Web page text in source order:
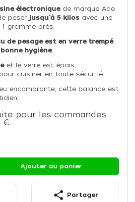
électroniquede marque Ade
peser jusqu'à 5 kilos avec une
1 gramme près.
de pesage est en verre trempé
bonne hygiène.
et le verre est épais,
cuisiner en toute sécurité.
encombrante, cette balance est
pour les commandes
€
Ajouter au panier
share Partager